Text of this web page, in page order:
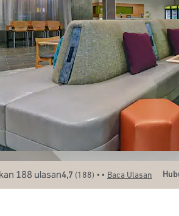
4,7 (188) • • Baca Ulasan